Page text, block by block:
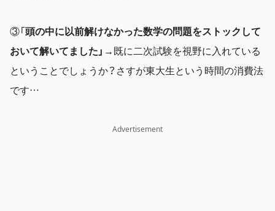
③「頭の中に以前解けなかった数学の問題をストックして
おいて解いてました」 →既に二次試験を視野に入れている
ということでしょうか？さすが東大生という時間の消費法
です…
Advertisement